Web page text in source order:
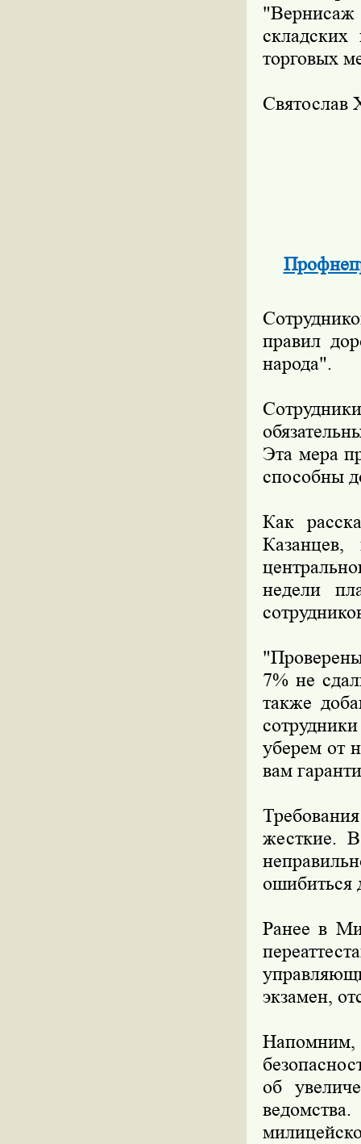
"Вернисаж
торговых
правил
народа".
Эта мера
способны
Как
недели
7% не
также
уберем от
вам
жесткие.
ошибиться
Ранее в
экзамен,
об